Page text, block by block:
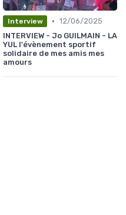
Interview • 12/06/2025
INTERVIEW - Jo GUILMAIN - LA
YUL l'évènement sportif
solidaire de mes amis mes
amours